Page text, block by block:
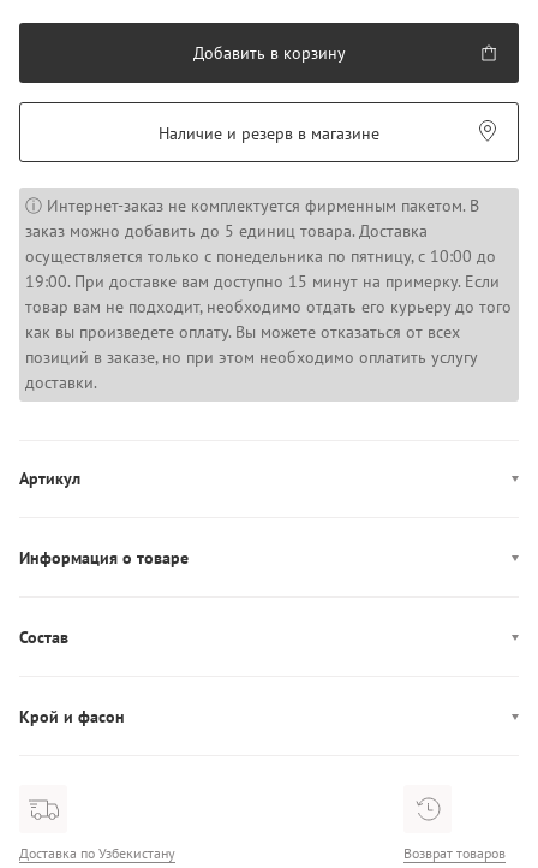
Добавить в корзину
Наличие и резерв в магазине
ⓘ Интернет-заказ не комплектуется фирменным пакетом. В
заказ можно добавить до 5 единиц товара. Доставка
осуществляется только с понедельника по пятницу, с 10:00 до
19:00. При доставке вам доступно 15 минут на примерку. Если
товар вам не подходит, необходимо отдать его курьеру до того
как вы произведете оплату. Вы можете отказаться от всех
позиций в заказе, но при этом необходимо оплатить услугу
доставки.
Артикул
Информация о товаре
Застежка: эластичный пояс, завязки
Карманы: три кармана
Состав
Крой и фасон
Доставка по Узбекистану
Возврат товаров